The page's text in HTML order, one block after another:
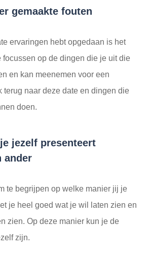
gemaakte fouten
ervaringen hebt opgedaan is het
focussen op de dingen die je uit die
en kan meenemen voor een
terug naar deze date en dingen die
doen.
jezelf presenteert
ander
te begrijpen op welke manier jij je
je heel goed wat je wil laten zien en
zien. Op deze manier kun je de
zijn.